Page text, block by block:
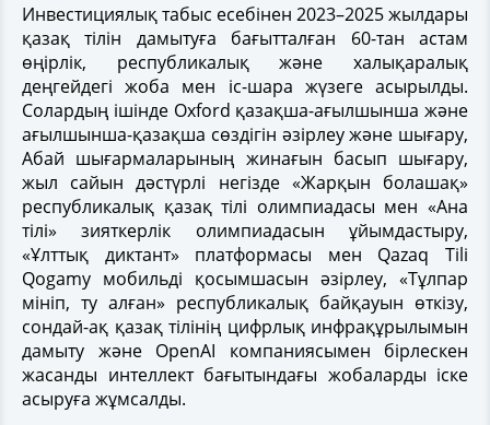
Инвестициялық табыс есебінен 2023–2025 жылдары
қазақ тілін дамытуға бағытталған 60-тан астам
өңірлік, республикалық және халықаралық
деңгейдегі жоба мен іс-шара жүзеге асырылды.
Солардың ішінде Oxford қазақша-ағылшынша және
ағылшынша-қазақша сөздігін әзірлеу және шығару,
Абай шығармаларының жинағын басып шығару,
жыл сайын дәстүрлі негізде «Жарқын болашақ»
республикалық қазақ тілі олимпиадасы мен «Ана
тілі» зияткерлік олимпиадасын ұйымдастыру,
«Ұлттық диктант» платформасы мен Qazaq Tili
Qogamy мобильді қосымшасын әзірлеу, «Тұлпар
мініп, ту алған» республикалық байқауын өткізу,
сондай-ақ қазақ тілінің цифрлық инфрақұрылымын
дамыту және OpenAI компаниясымен бірлескен
жасанды интеллект бағытындағы жобаларды іске
асыруға жұмсалды.